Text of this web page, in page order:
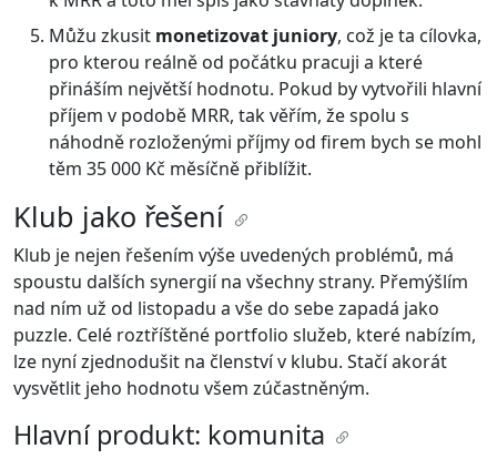
Můžu zkusit monetizovat juniory, což je ta cílovka,
pro kterou reálně od počátku pracuji a které
přináším největší hodnotu. Pokud by vytvořili hlavní
příjem v podobě MRR, tak věřím, že spolu s
náhodně rozloženými příjmy od firem bych se mohl
těm 35 000 Kč měsíčně přiblížit.
Klub jako řešení
Klub je nejen řešením výše uvedených problémů, má
spoustu dalších synergií na všechny strany. Přemýšlím
nad ním už od listopadu a vše do sebe zapadá jako
puzzle. Celé roztříštěné portfolio služeb, které nabízím,
lze nyní zjednodušit na členství v klubu. Stačí akorát
vysvětlit jeho hodnotu všem zúčastněným.
Hlavní produkt: komunita